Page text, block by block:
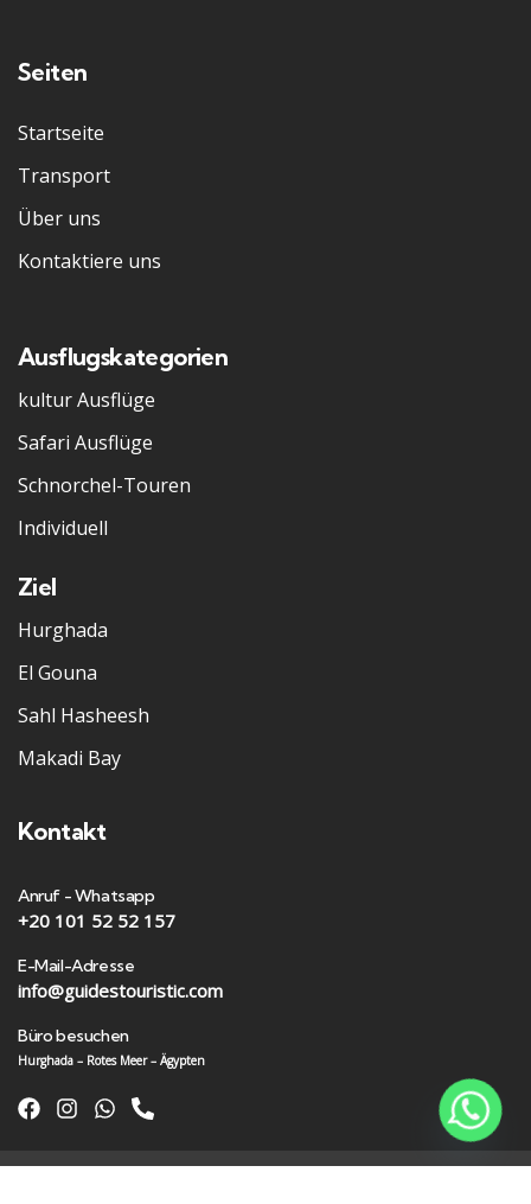
Seiten
Startseite
Transport
Über uns
Kontaktiere uns
Ausflugskategorien
kultur Ausflüge
Safari Ausflüge
Schnorchel-Touren
Individuell
Ziel
Hurghada
El Gouna
Sahl Hasheesh
Makadi Bay
Kontakt
Anruf - Whatsapp
+20 101 52 52 157
E-Mail-Adresse
info@guidestouristic.com
Büro besuchen
Hurghada – Rotes Meer – Ägypten